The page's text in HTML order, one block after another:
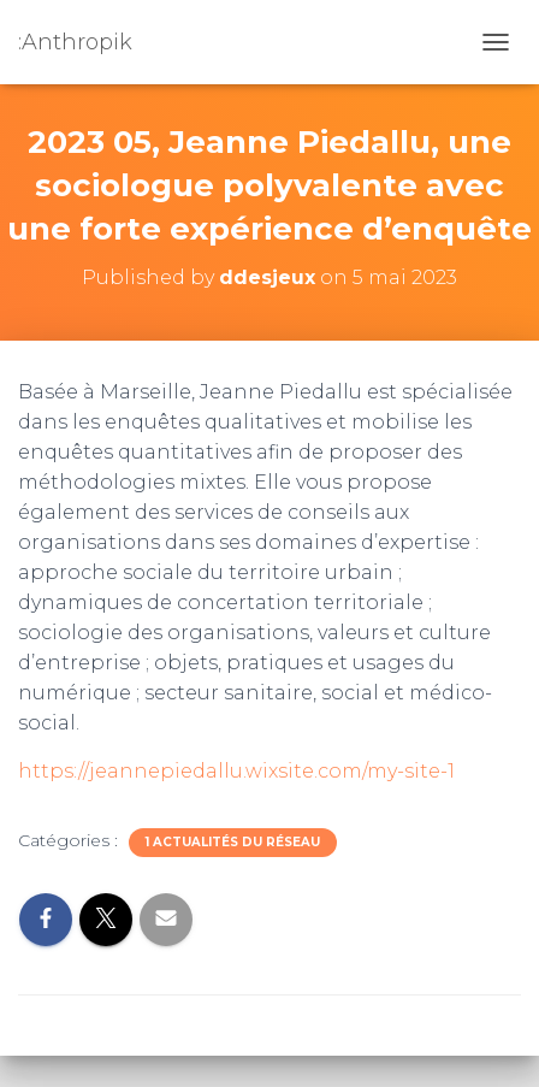
:Anthropik
2023 05, Jeanne Piedallu, une
sociologue polyvalente avec
une forte expérience d’enquête
Published by ddesjeux on 5 mai 2023
Basée à Marseille, Jeanne Piedallu est spécialisée
dans les enquêtes qualitatives et mobilise les
enquêtes quantitatives afin de proposer des
méthodologies mixtes. Elle vous propose
également des services de conseils aux
organisations dans ses domaines d’expertise :
approche sociale du territoire urbain ;
dynamiques de concertation territoriale ;
sociologie des organisations, valeurs et culture
d’entreprise ; objets, pratiques et usages du
numérique ; secteur sanitaire, social et médico-
social.
https://jeannepiedallu.wixsite.com/my-site-1
Catégories : 1 ACTUALITÉS DU RÉSEAU